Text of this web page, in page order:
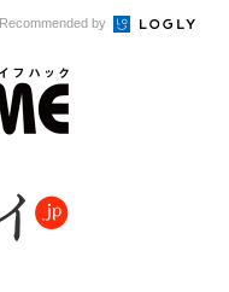
Recommended by